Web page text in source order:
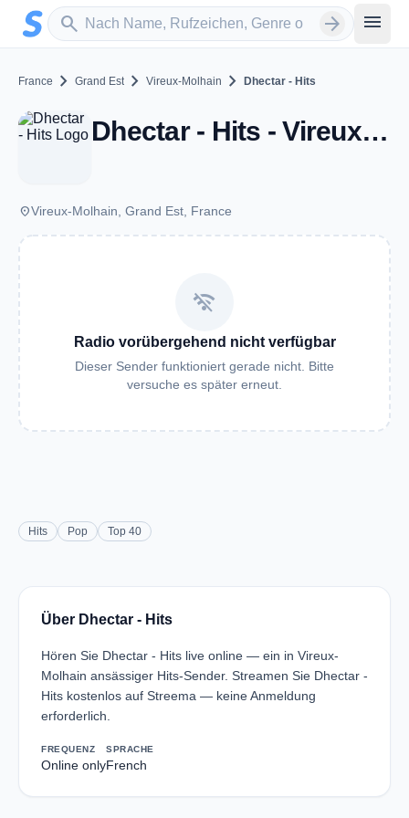
Zum Hauptinhalt springen
search
Sender suchen arrow_forward menu
France chevron_right Grand Est chevron_right Vireux-Molhain chevron_right Dhectar - Hits
Dhectar - Hits - Vireux-Molhain
placeVireux-Molhain, Grand Est, France
wifi_off
Radio vorübergehend nicht verfügbar
Dieser Sender funktioniert gerade nicht. Bitte
versuche es später erneut.
Hits Pop Top 40
Über Dhectar - Hits
Hören Sie Dhectar - Hits live online — ein in Vireux-
Molhain ansässiger Hits-Sender. Streamen Sie Dhectar -
Hits kostenlos auf Streema — keine Anmeldung
erforderlich.
FREQUENZ
Online only
SPRACHE
French